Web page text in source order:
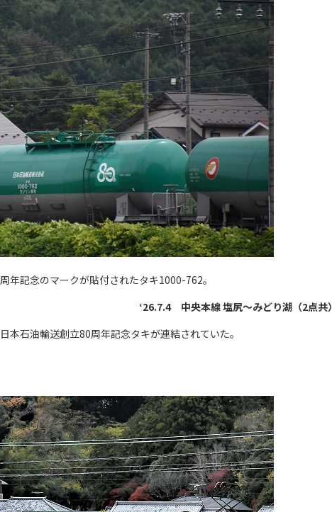
年記念のマークが貼付されたタキ1000-762。
‘26.7.4 中央本線 塩尻～みどり湖（2点共）
石油輸送創立80周年記念タキが連結されていた。